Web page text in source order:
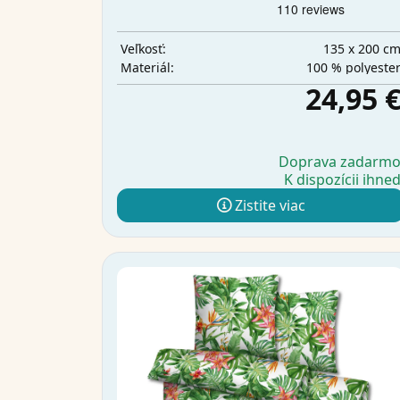
Veľkosť:
135 x 200 cm
Materiál:
100 % polyester
24,95 €
Doprava zadarmo
K dispozícii ihneď
Zistite viac